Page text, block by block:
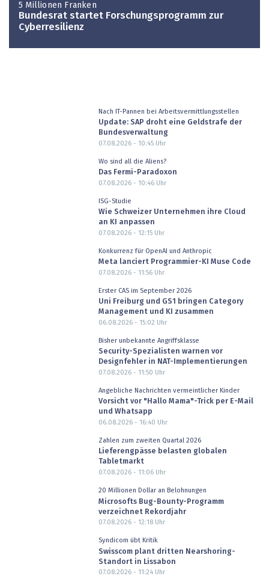
5 Millionen Franken
Bundesrat startet Forschungsprogramm zur
Cyberresilienz
Nach IT-Pannen bei Arbeitsvermittlungsstellen
Update: SAP droht eine Geldstrafe der
Bundesverwaltung
07.08.2026 - 10:45Uhr
Wo sind all die Aliens?
Das Fermi-Paradoxon
07.08.2026 - 10:46Uhr
ISG-Studie
Wie Schweizer Unternehmen ihre Cloud
an KI anpassen
07.08.2026 - 12:15Uhr
Konkurrenz für OpenAI und Anthropic
Meta lanciert Programmier-KI Muse Code
07.08.2026 - 11:56Uhr
Erster CAS im September 2026
Uni Freiburg und GS1 bringen Category
Management und KI zusammen
06.08.2026 - 15:02 Uhr
Bisher unbekannte Angriffsklasse
Security-Spezialisten warnen vor
Designfehler in NAT-Implementierungen
07.08.2026 - 11:50 Uhr
Angebliche Nachrichten vermeintlicher Kinder
Vorsicht vor "Hallo Mama"-Trick per E-Mail
und Whatsapp
06.08.2026 - 16:40 Uhr
Zahlen zum zweiten Quartal 2026
Lieferengpässe belasten globalen
Tabletmarkt
07.08.2026 - 11:06Uhr
20 Millionen Dollar an Belohnungen
Microsofts Bug-Bounty-Programm
verzeichnet Rekordjahr
07.08.2026 - 12:18Uhr
Syndicom übt Kritik
Swisscom plant dritten Nearshoring-
Standort in Lissabon
07.08.2026 - 11:24Uhr